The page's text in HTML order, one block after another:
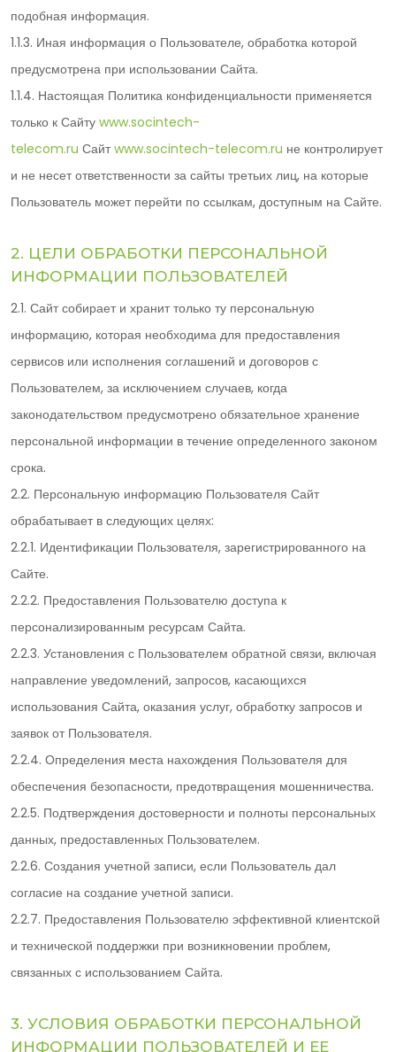
подобная информация.
1.1.3. Иная информация о Пользователе, обработка которой
предусмотрена при использовании Сайта.
1.1.4. Настоящая Политика конфиденциальности применяется
только к Сайту www.socintech-
telecom.ru Сайтwww.socintech-telecom.ru не контролирует
и не несет ответственности за сайты третьих лиц, на которые
Пользователь может перейти по ссылкам, доступным на Сайте.
2. ЦЕЛИ ОБРАБОТКИ ПЕРСОНАЛЬНОЙ
ИНФОРМАЦИИ ПОЛЬЗОВАТЕЛЕЙ
2.1. Сайт собирает и хранит только ту персональную
информацию, которая необходима для предоставления
сервисов или исполнения соглашений и договоров с
Пользователем, за исключением случаев, когда
законодательством предусмотрено обязательное хранение
персональной информации в течение определенного законом
срока.
2.2. Персональную информацию Пользователя Сайт
обрабатывает в следующих целях:
2.2.1. Идентификации Пользователя, зарегистрированного на
Сайте.
2.2.2. Предоставления Пользователю доступа к
персонализированным ресурсам Сайта.
2.2.3. Установления с Пользователем обратной связи, включая
направление уведомлений, запросов, касающихся
использования Сайта, оказания услуг, обработку запросов и
заявок от Пользователя.
2.2.4. Определения места нахождения Пользователя для
обеспечения безопасности, предотвращения мошенничества.
2.2.5. Подтверждения достоверности и полноты персональных
данных, предоставленных Пользователем.
2.2.6. Создания учетной записи, если Пользователь дал
согласие на создание учетной записи.
2.2.7. Предоставления Пользователю эффективной клиентской
и технической поддержки при возникновении проблем,
связанных с использованием Сайта.
3. УСЛОВИЯ ОБРАБОТКИ ПЕРСОНАЛЬНОЙ
ИНФОРМАЦИИ ПОЛЬЗОВАТЕЛЕЙ И ЕЕ